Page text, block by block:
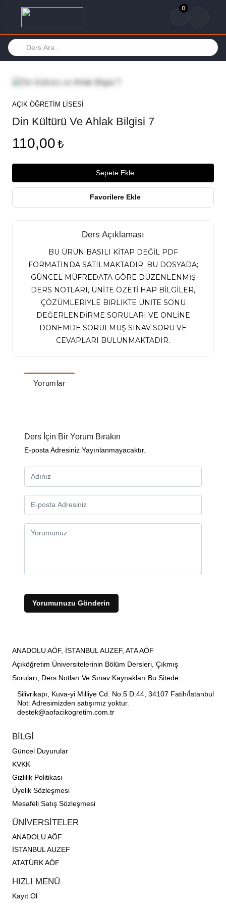
0
AÇIK ÖĞRETİM LİSESİ
Din Kültürü Ve Ahlak Bilgisi 7
110,00 ₺
Sepete Ekle
Favorilere Ekle
Ders Açıklaması
BU ÜRÜN BASILI KİTAP DEĞİL PDF
FORMATINDA SATILMAKTADIR. BU DOSYADA;
GÜNCEL MÜFREDATA GÖRE DÜZENLENMİŞ
DERS NOTLARI, ÜNİTE ÖZETİ HAP BİLGİLER,
ÇÖZÜMLERİYLE BİRLİKTE ÜNİTE SONU
DEĞERLENDİRME SORULARI VE ONLİNE
DÖNEMDE SORULMUŞ SINAV SORU VE
CEVAPLARI BULUNMAKTADIR.
Yorumlar
Ders İçin Bir Yorum Bırakın
E-posta Adresiniz Yayınlanmayacaktır.
Yorumunuzu Gönderin
ANADOLU AÖF, İSTANBUL AUZEF, ATA AÖF
Açıköğretim Üniversitelerinin Bölüm Dersleri, Çıkmış
Soruları, Ders Notları Ve Sınav Kaynakları Bu Sitede.
Silivrikapı, Kuva-yi Milliye Cd. No:5 D:44, 34107 Fatih/İstanbul
Not: Adresimizden satışımız yoktur.
destek@aofacikogretim.com.tr
BİLGİ
Güncel Duyurular
KVKK
Gizlilik Politikası
Üyelik Sözleşmesi
Mesafeli Satış Sözleşmesi
ÜNİVERSİTELER
ANADOLU AÖF
İSTANBUL AUZEF
ATATÜRK AÖF
HIZLI MENÜ
Kayıt Ol